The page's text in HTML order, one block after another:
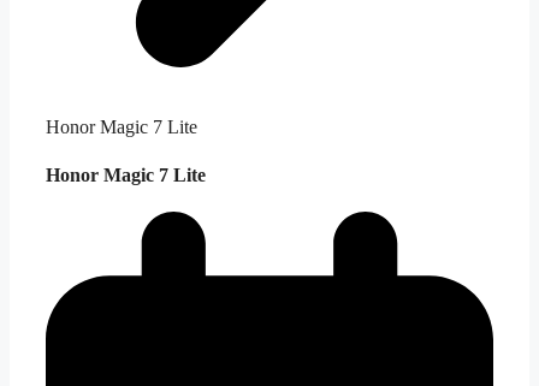
Honor Magic 7 Lite
Honor Magic 7 Lite